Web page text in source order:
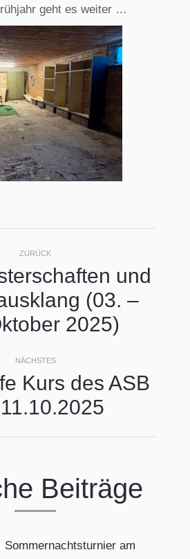
geht es weiter …
ZURÜCK
Vorheriger
Beitrag:
und
(03. –
2025)
NÄCHSTES
Nächster
Beitrag:
Kurs des ASB
Beiträge
Sommernachtsturnier am